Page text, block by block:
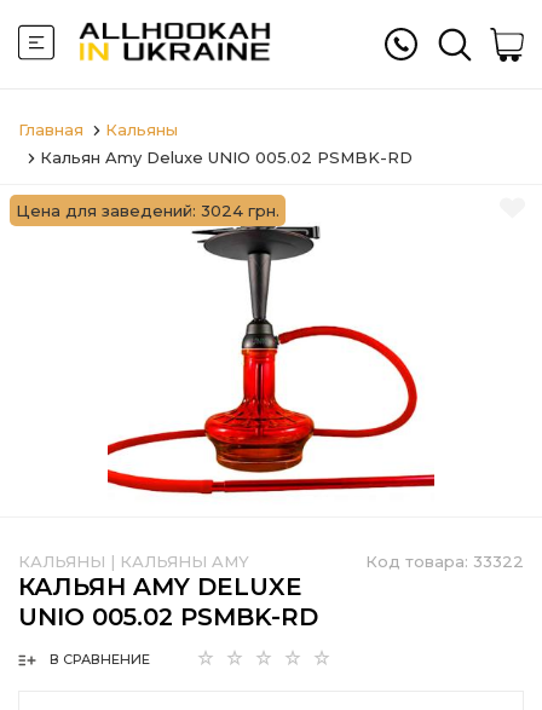
Главная
Кальяны
Кальян Amy Deluxe UNIO 005.02 PSMBK-RD
Цена для заведений: 3024 грн.
Код товара: 33322
КАЛЬЯНЫ | КАЛЬЯНЫ AMY
КАЛЬЯН AMY DELUXE
UNIO 005.02 PSMBK-RD
В СРАВНЕНИЕ